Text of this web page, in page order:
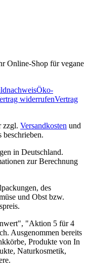
Online‐Shop für vegane
Öko‐
widerrufenVertrag
zzgl. Versandkosten und
beschrieben.
in Deutschland.
zur Berechnung
des
und Obst bzw.
"Aktion 5 für 4
Ausgenommen bereits
Produkte von In
Naturkosmetik,